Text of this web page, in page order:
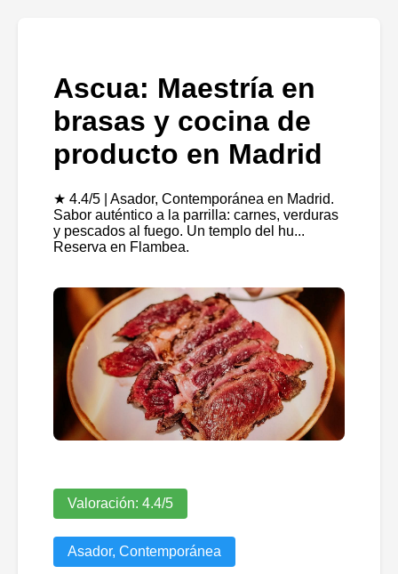
Ascua: Maestría en
brasas y cocina de
producto en Madrid
★ 4.4/5 | Asador, Contemporánea en Madrid.
Sabor auténtico a la parrilla: carnes, verduras
y pescados al fuego. Un templo del hu...
Reserva en Flambea.
Valoración: 4.4/5
Asador, Contemporánea